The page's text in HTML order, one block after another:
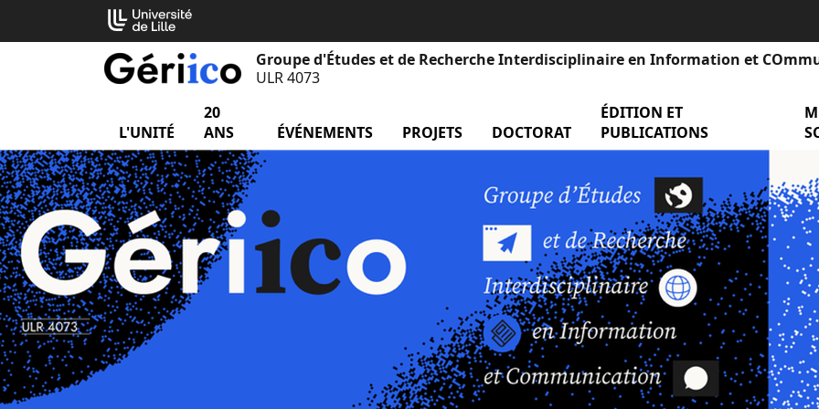
Groupe d'Études et de Recherche Interdisciplinaire en Information et
ULR 4073
L'UNITÉ menu L'unité
20
ANS
ÉVÉNEMENTS menu Événements
PROJETS menu Projets
DOCTORAT menu Doctorat
ÉDITION ET
PUBLICATIONS
Cookies management panel